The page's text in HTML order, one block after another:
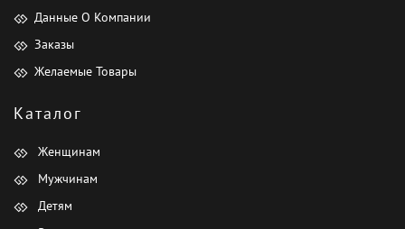
Данные О Компании
Заказы
Желаемые Товары
Каталог
Женщинам
Мужчинам
Детям